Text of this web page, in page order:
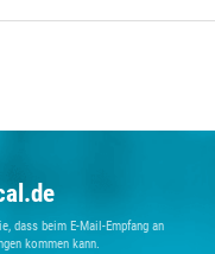
dass beim E-Mail-Empfang an
kommen kann.